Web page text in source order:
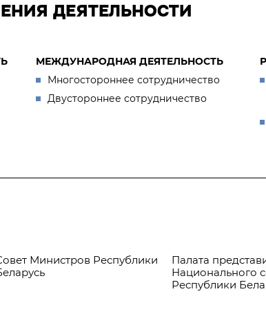
ДЕЯТЕЛЬНОСТИ
МЕЖДУНАРОДНАЯ ДЕЯТЕЛЬНОСТЬ
Многостороннее сотрудничество
Двустороннее сотрудничество
Министров Республики
Палата
Национального
Республики